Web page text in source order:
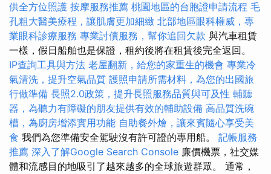
供全方位照護 按摩服務推薦 桃園地區的台胞證申請流程 毛
孔粗大醫美療程，讓肌膚更加細緻 北部地區眼科權威，專
業眼科診療服務 專業討債服務，幫你追回欠款 與汽車租賃
一樣，假日船舶也是保證，租約後將在租賃後完全返回。
IP查詢工具與方法 老屋翻新，給您的家重生的機會 專業冷
氣清洗，提升空氣品質 護照申請所需材料，為您的出國旅
行做準備 長照2.0政策，提升長照服務品質與可及性 輔聽
器，為聽力有障礙的朋友提供有效的輔助設備 高品質洗碗
槽，為廚房增添實用功能 自助餐外燴，讓來賓隨心享受美
食 我們為您準備安全駕駛沒有許可證的專用船。 記帳服務
推薦 深入了解Google Search Console 廉價機票，社交媒
體和流感目的地吸引了越來越多的全球旅遊群眾。 通常，